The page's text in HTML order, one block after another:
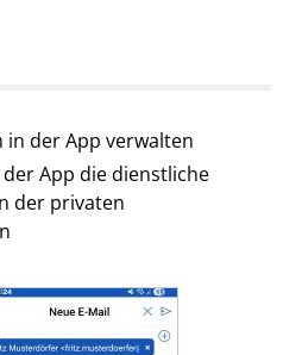
der App verwalten
App die dienstliche
der privaten